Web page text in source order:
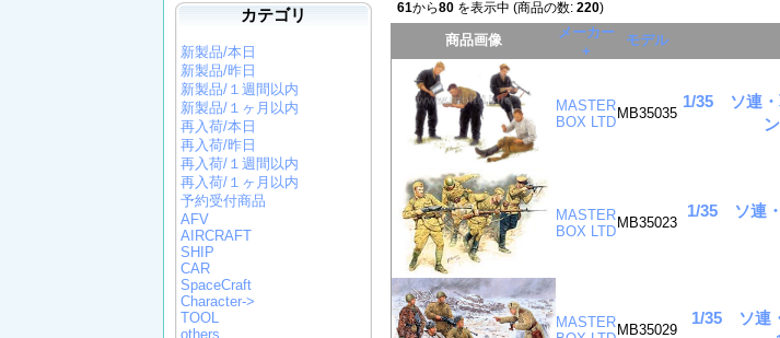
カテゴリ
新製品/本日
新製品/昨日
新製品/１週間以内
新製品/１ヶ月以内
再入荷/本日
再入荷/昨日
再入荷/１週間以内
再入荷/１ヶ月以内
予約受付商品
AFV
AIRCRAFT
SHIP
CAR
SpaceCraft
Character->
TOOL
others
61から80を表示中 (商品の数: 220)
商品画像
メーカー
+
モデル
MASTER
BOX LTD
MB35035
1/35 ソ連・
MASTER
BOX LTD
MB35023
1/35 ソ連
MASTER MB35029
1/35 ソ連